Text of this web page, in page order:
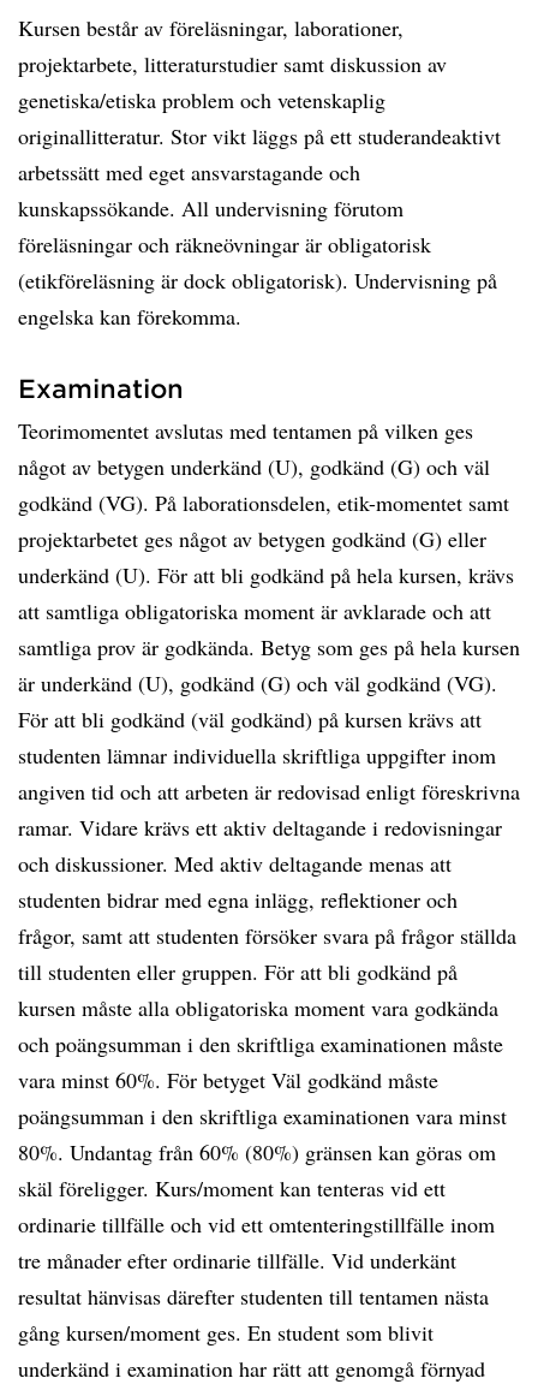
Kursen består av föreläsningar, laborationer,
projektarbete, litteraturstudier samt diskussion av
genetiska/etiska problem och vetenskaplig
originallitteratur. Stor vikt läggs på ett studerandeaktivt
arbetssätt med eget ansvarstagande och
kunskapssökande. All undervisning förutom
föreläsningar och räkneövningar är obligatorisk
(etikföreläsning är dock obligatorisk). Undervisning på
engelska kan förekomma.
Examination
Teorimomentet avslutas med tentamen på vilken ges
något av betygen underkänd (U), godkänd (G) och väl
godkänd (VG). På laborationsdelen, etik-momentet samt
projektarbetet ges något av betygen godkänd (G) eller
underkänd (U). För att bli godkänd på hela kursen, krävs
att samtliga obligatoriska moment är avklarade och att
samtliga prov är godkända. Betyg som ges på hela kursen
är underkänd (U), godkänd (G) och väl godkänd (VG).
För att bli godkänd (väl godkänd) på kursen krävs att
studenten lämnar individuella skriftliga uppgifter inom
angiven tid och att arbeten är redovisad enligt föreskrivna
ramar. Vidare krävs ett aktiv deltagande i redovisningar
och diskussioner. Med aktiv deltagande menas att
studenten bidrar med egna inlägg, reflektioner och
frågor, samt att studenten försöker svara på frågor ställda
till studenten eller gruppen. För att bli godkänd på
kursen måste alla obligatoriska moment vara godkända
och poängsumman i den skriftliga examinationen måste
vara minst 60%. För betyget Väl godkänd måste
poängsumman i den skriftliga examinationen vara minst
80%. Undantag från 60% (80%) gränsen kan göras om
skäl föreligger. Kurs/moment kan tenteras vid ett
ordinarie tillfälle och vid ett omtenteringstillfälle inom
tre månader efter ordinarie tillfälle. Vid underkänt
resultat hänvisas därefter studenten till tentamen nästa
gång kursen/moment ges. En student som blivit
underkänd i examination har rätt att genomgå förnyad